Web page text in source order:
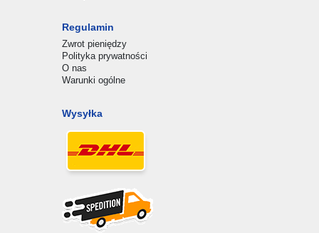
Regulamin
Zwrot pieniędzy
Polityka prywatności
O nas
Warunki ogólne
Wysyłka